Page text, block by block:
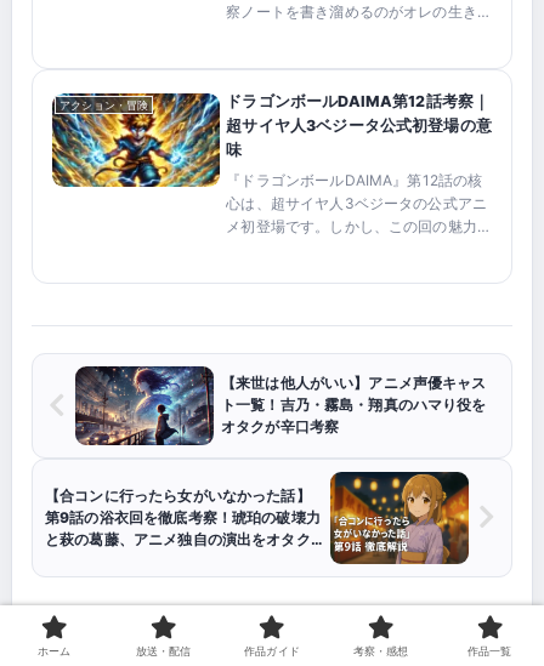
察ノートを書き溜めるのがオレの生きが
盾した展開にはズバッと辛...
アクション・冒険
ドラゴンボールDAIMA第12話考察｜
超サイヤ人3ベジータ公式初登場の意
味
『ドラゴンボールDAIMA』第12話の核
心は、超サイヤ人3ベジータの公式アニ
メ初登場です。しかし、この回の魅力は
【来世は他人がいい】アニメ声優キャス
ト一覧！吉乃・霧島・翔真のハマり役を
オタクが辛口考察
【合コンに行ったら女がいなかった話】
第9話の浴衣回を徹底考察！琥珀の破壊力
と萩の葛藤、アニメ独自の演出をオタク
ホーム 放送・配信 作品ガイド 考察・感想 作品一覧